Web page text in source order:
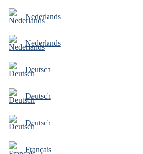
Nederlands
Nederlands
Deutsch
Deutsch
Deutsch
Français